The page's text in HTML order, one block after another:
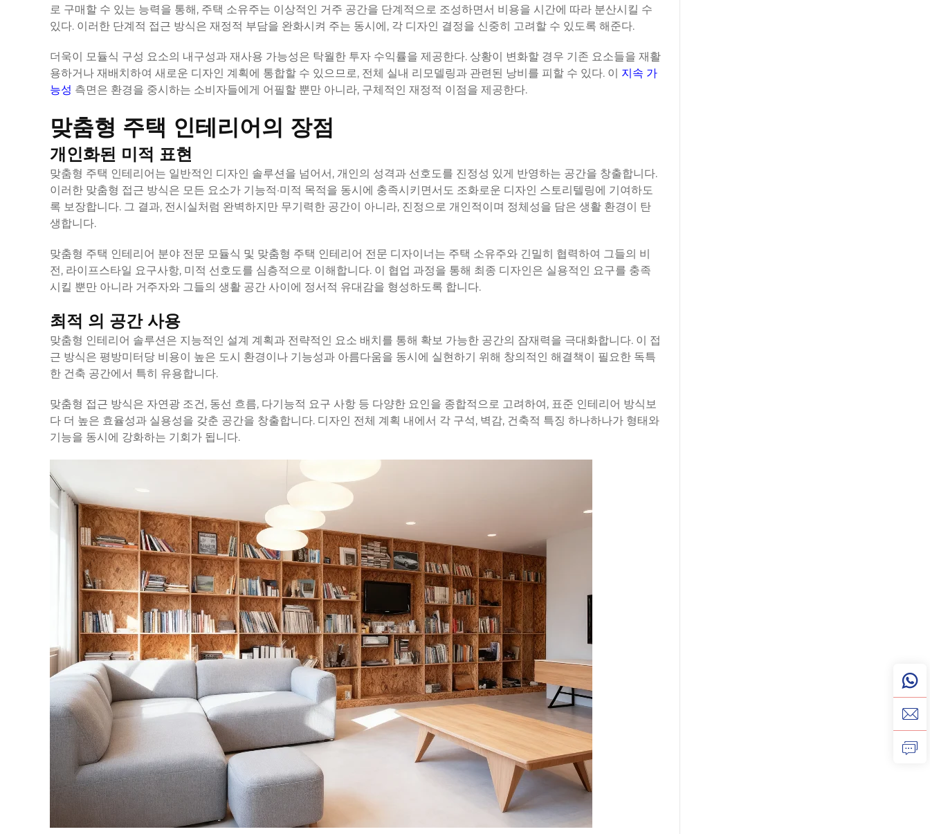
로 구매할 수 있는 능력을 통해, 주택 소유주는 이상적인 거주 공간을 단계적으로 조성하면서 비용을 시간에 따라 분산시킬 수
있다. 이러한 단계적 접근 방식은 재정적 부담을 완화시켜 주는 동시에, 각 디자인 결정을 신중히 고려할 수 있도록 해준다.
더욱이 모듈식 구성 요소의 내구성과 재사용 가능성은 탁월한 투자 수익률을 제공한다. 상황이 변화할 경우 기존 요소들을 재활
용하거나 재배치하여 새로운 디자인 계획에 통합할 수 있으므로, 전체 실내 리모델링과 관련된 낭비를 피할 수 있다. 이 지속 가
능성 측면은 환경을 중시하는 소비자들에게 어필할 뿐만 아니라, 구체적인 재정적 이점을 제공한다.
맞춤형 주택 인테리어의 장점
개인화된 미적 표현
맞춤형 주택 인테리어는 일반적인 디자인 솔루션을 넘어서, 개인의 성격과 선호도를 진정성 있게 반영하는 공간을 창출합니다.
이러한 맞춤형 접근 방식은 모든 요소가 기능적·미적 목적을 동시에 충족시키면서도 조화로운 디자인 스토리텔링에 기여하도
록 보장합니다. 그 결과, 전시실처럼 완벽하지만 무기력한 공간이 아니라, 진정으로 개인적이며 정체성을 담은 생활 환경이 탄
생합니다.
맞춤형 주택 인테리어 분야 전문 모듈식 및 맞춤형 주택 인테리어 전문 디자이너는 주택 소유주와 긴밀히 협력하여 그들의 비
전, 라이프스타일 요구사항, 미적 선호도를 심층적으로 이해합니다. 이 협업 과정을 통해 최종 디자인은 실용적인 요구를 충족
시킬 뿐만 아니라 거주자와 그들의 생활 공간 사이에 정서적 유대감을 형성하도록 합니다.
최적 의 공간 사용
맞춤형 인테리어 솔루션은 지능적인 설계 계획과 전략적인 요소 배치를 통해 확보 가능한 공간의 잠재력을 극대화합니다. 이 접
근 방식은 평방미터당 비용이 높은 도시 환경이나 기능성과 아름다움을 동시에 실현하기 위해 창의적인 해결책이 필요한 독특
한 건축 공간에서 특히 유용합니다.
맞춤형 접근 방식은 자연광 조건, 동선 흐름, 다기능적 요구 사항 등 다양한 요인을 종합적으로 고려하여, 표준 인테리어 방식보
다 더 높은 효율성과 실용성을 갖춘 공간을 창출합니다. 디자인 전체 계획 내에서 각 구석, 벽감, 건축적 특징 하나하나가 형태와
기능을 동시에 강화하는 기회가 됩니다.